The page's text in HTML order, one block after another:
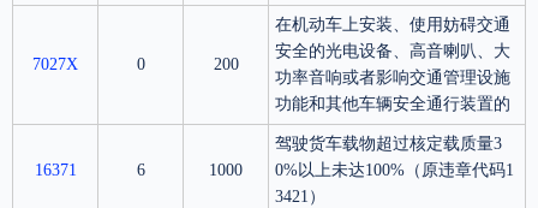
7027X 0 200
在机动车上安装、使用妨碍交通
安全的光电设备、高音喇叭、大
功率音响或者影响交通管理设施
功能和其他车辆安全通行装置的
16371 6 1000
驾驶货车载物超过核定载质量3
0%以上未达100%（原违章代码1
3421）